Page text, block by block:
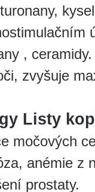
,
zvyšuje
Listy
močových
anémie z
prostaty.